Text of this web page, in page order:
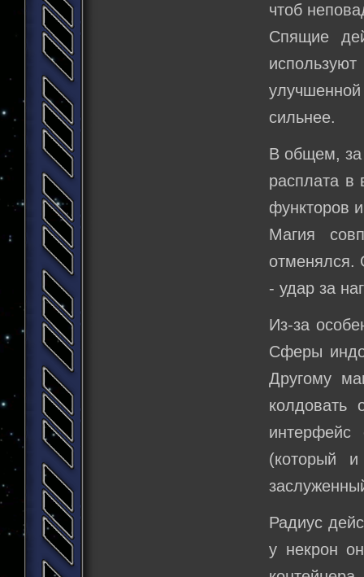
чтоб
Спящие
сильнее.
В общем, за
расплата в
функторов
Магия
отменялся.
- удар за
Из-за
Сферы
Другому
колдовать
интерфейс
(который
Радиус
у некрон